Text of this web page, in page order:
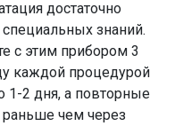
достаточно
знаний.
с этим прибором 3
каждой процедурой
1-2 дня, а повторные
чем через